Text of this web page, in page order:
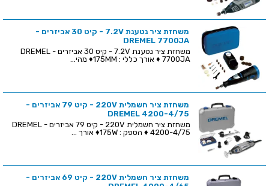
משחזת ציר נטענת 7.2V - קיט 30 אביזרים -
DREMEL 7700JA
משחזת ציר נטענת 7.2V - קיט 30 אביזרים - DREMEL
7700JA ♦ אורך כללי : 175MM♦ מהי...
משחזת ציר חשמלית 220V - קיט 79 אביזרים -
DREMEL 4200-4/75
משחזת ציר חשמלית 220V - קיט 79 אביזרים - DREMEL
4200-4/75 ♦ הספק : 175W♦ אורך ...
משחזת ציר חשמלית 220V - קיט 69 אביזרים -